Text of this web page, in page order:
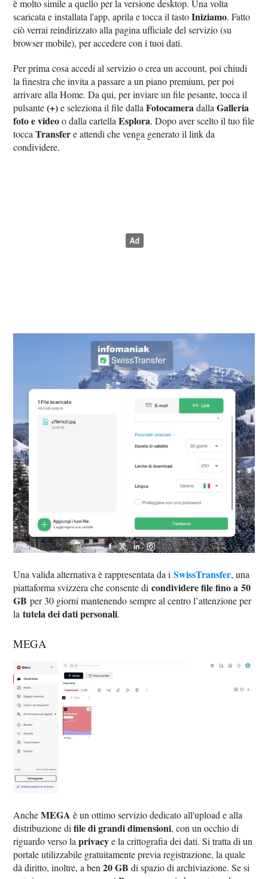
è molto simile a quello per la versione desktop. Una volta
scaricata e installata l'app, aprila e tocca il tastoIniziamo. Fatto
ciò verrai reindirizzato alla pagina ufficiale del servizio (su
browser mobile), per accedere con i tuoi dati.
Per prima cosa accedi al servizio o crea un account, poi chiudi
la finestra che invita a passare a un piano premium, per poi
arrivare alla Home. Da qui, per inviare un file pesante, tocca il
pulsante(+)e seleziona il file dallaFotocameradallaGalleria
foto e videoo dalla cartellaEsplora. Dopo aver scelto il tuo file
toccaTransfere attendi che venga generato il link da
condividere.
Una valida alternativa è rappresentata da iSwissTransfer, una
piattaforma svizzera che consente dicondividere file fino a 50
GB per 30 giorni mantenendo sempre al centro l’attenzione per
latutela dei dati personali.
MEGA
AncheMEGA è un ottimo servizio dedicato all'upload e alla
distribuzione difile di grandi dimensioni, con un occhio di
riguardo verso laprivacye la crittografia dei dati. Si tratta di un
portale utilizzabile gratuitamente previa registrazione, la quale
dà diritto, inoltre, a ben20 GB di spazio di archiviazione. Se si